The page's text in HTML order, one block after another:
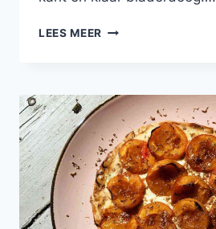
LEES MEER PLAATTAART
GROENE
ASPERGES
EN
BRIE